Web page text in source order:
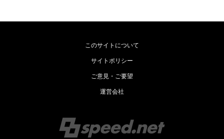
このサイトについて
サイトポリシー
ご意見・ご要望
運営会社